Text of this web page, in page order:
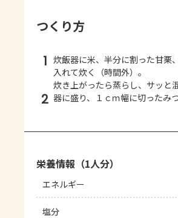
つくり方
1 炊飯器に米、半分に割った甘栗
入れて炊く（時間外）。
炊き上がったら蒸らし、サッと
2 器に盛り、１ｃｍ幅に切ったみ
栄養情報（1人分）
エネルギー
塩分